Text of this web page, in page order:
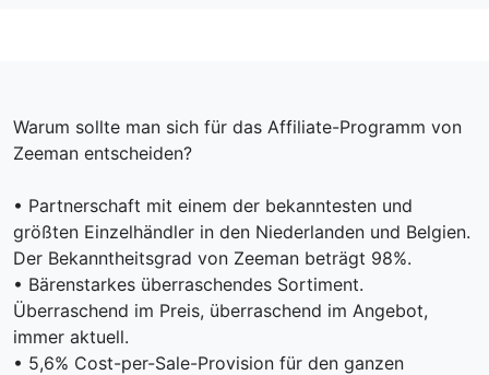
Warum sollte man sich für das Affiliate-Programm von
Zeeman entscheiden?
• Partnerschaft mit einem der bekanntesten und
größten Einzelhändler in den Niederlanden und Belgien.
Der Bekanntheitsgrad von Zeeman beträgt 98%.
• Bärenstarkes überraschendes Sortiment.
Überraschend im Preis, überraschend im Angebot,
immer aktuell.
• 5,6% Cost-per-Sale-Provision für den ganzen